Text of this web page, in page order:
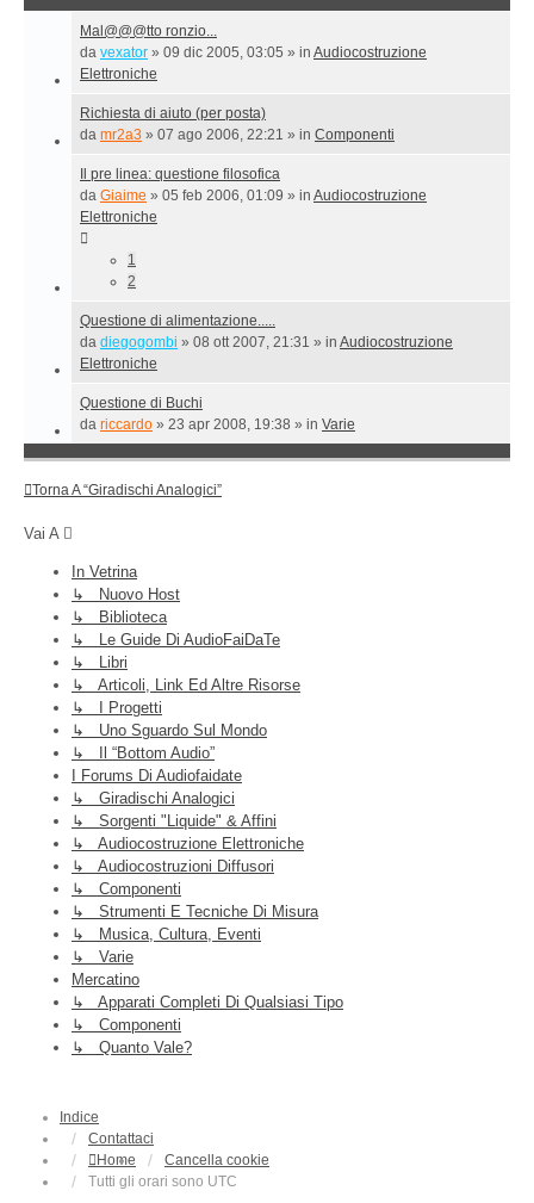
Mal@@@tto ronzio...
da vexator » 09 dic 2005, 03:05 » in Audiocostruzione
Elettroniche
Richiesta di aiuto (per posta)
da mr2a3 » 07 ago 2006, 22:21 » in Componenti
Il pre linea: questione filosofica
da Giaime » 05 feb 2006, 01:09 » in Audiocostruzione
Elettroniche
1
2
Questione di alimentazione.....
da diegogombi » 08 ott 2007, 21:31 » in Audiocostruzione
Elettroniche
Questione di Buchi
da riccardo » 23 apr 2008, 19:38 » in Varie
Torna A “Giradischi Analogici”
Vai A
In Vetrina
↳ Nuovo Host
↳ Biblioteca
↳ Le Guide Di AudioFaiDaTe
↳ Libri
↳ Articoli, Link Ed Altre Risorse
↳ I Progetti
↳ Uno Sguardo Sul Mondo
↳ Il “Bottom Audio”
I Forums Di Audiofaidate
↳ Giradischi Analogici
↳ Sorgenti "liquide" & Affini
↳ Audiocostruzione Elettroniche
↳ Audiocostruzioni Diffusori
↳ Componenti
↳ Strumenti E Tecniche Di Misura
↳ Musica, Cultura, Eventi
↳ Varie
Mercatino
↳ Apparati Completi Di Qualsiasi Tipo
↳ Componenti
↳ Quanto Vale?
Indice
Contattaci
Home
Cancella cookie
Tutti gli orari sono UTC